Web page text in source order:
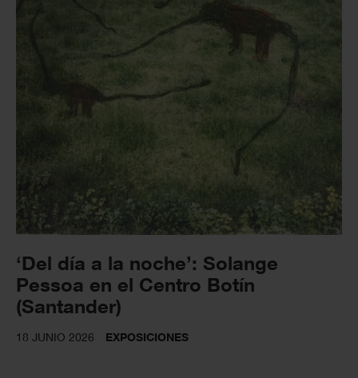
‘Del día a la noche’: Solange
Pessoa en el Centro Botín
(Santander)
18 JUNIO 2026 EXPOSICIONES